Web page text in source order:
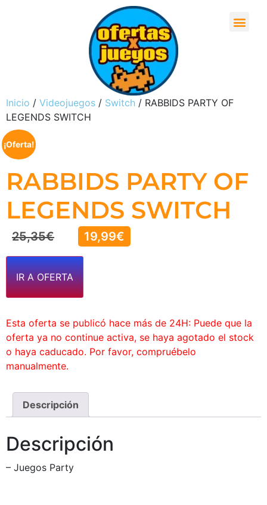
Inicio / Videojuegos / Switch / RABBIDS PARTY OF
LEGENDS SWITCH
¡Oferta!
RABBIDS PARTY OF
LEGENDS SWITCH
25,35€ 19,99€
IR A OFERTA
Esta oferta se publicó hace más de 24H: Puede que la
oferta ya no continue activa, se haya agotado el stock
o haya caducado. Por favor, compruébelo
manualmente.
Descripción
Descripción
– Juegos Party